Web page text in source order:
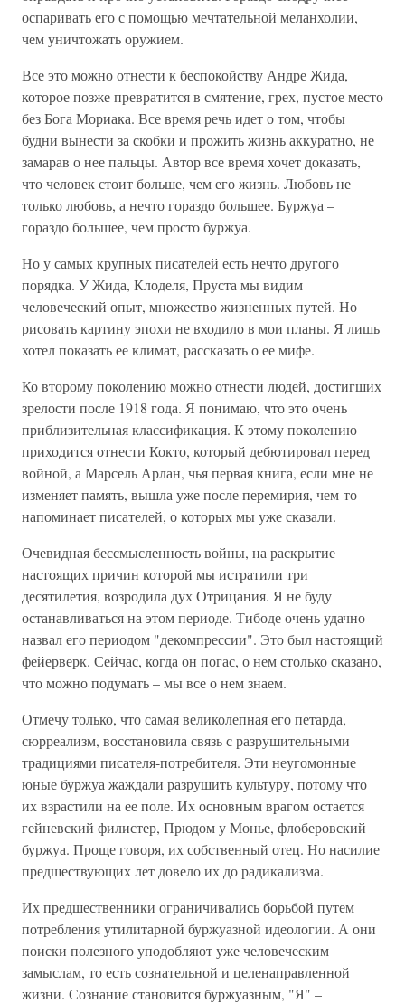
оспаривать его с помощью мечтательной меланхолии,
чем уничтожать оружием.
Все это можно отнести к беспокойству Андре Жида,
которое позже превратится в смятение, грех, пустое место
без Бога Мориака. Все время речь идет о том, чтобы
будни вынести за скобки и прожить жизнь аккуратно, не
замарав о нее пальцы. Автор все время хочет доказать,
что человек стоит больше, чем его жизнь. Любовь не
только любовь, а нечто гораздо большее. Буржуа –
гораздо большее, чем просто буржуа.
Но у самых крупных писателей есть нечто другого
порядка. У Жида, Клоделя, Пруста мы видим
человеческий опыт, множество жизненных путей. Но
рисовать картину эпохи не входило в мои планы. Я лишь
хотел показать ее климат, рассказать о ее мифе.
Ко второму поколению можно отнести людей, достигших
зрелости после 1918 года. Я понимаю, что это очень
приблизительная классификация. К этому поколению
приходится отнести Кокто, который дебютировал перед
войной, а Марсель Арлан, чья первая книга, если мне не
изменяет память, вышла уже после перемирия, чем-то
напоминает писателей, о которых мы уже сказали.
Очевидная бессмысленность войны, на раскрытие
настоящих причин которой мы истратили три
десятилетия, возродила дух Отрицания. Я не буду
останавливаться на этом периоде. Тибоде очень удачно
назвал его периодом "декомпрессии". Это был настоящий
фейерверк. Сейчас, когда он погас, о нем столько сказано,
что можно подумать – мы все о нем знаем.
Отмечу только, что самая великолепная его петарда,
сюрреализм, восстановила связь с разрушительными
традициями писателя-потребителя. Эти неугомонные
юные буржуа жаждали разрушить культуру, потому что
их взрастили на ее поле. Их основным врагом остается
гейневский филистер, Прюдом у Монье, флоберовский
буржуа. Проще говоря, их собственный отец. Но насилие
предшествующих лет довело их до радикализма.
Их предшественники ограничивались борьбой путем
потребления утилитарной буржуазной идеологии. А они
поиски полезного уподобляют уже человеческим
замыслам, то есть сознательной и целенаправленной
жизни. Сознание становится буржуазным, "Я" –